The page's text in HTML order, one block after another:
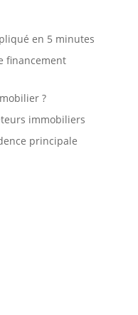
en 5 minutes
financement
?
immobiliers
principale